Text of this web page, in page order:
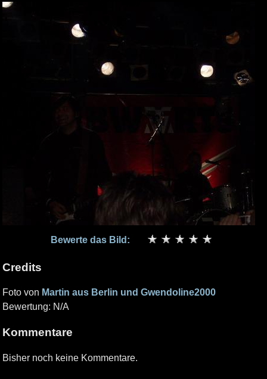
Bewerte das Bild:
Credits
Foto von Martin aus Berlin und Gwendoline2000
Bewertung: N/A
Kommentare
Bisher noch keine Kommentare.